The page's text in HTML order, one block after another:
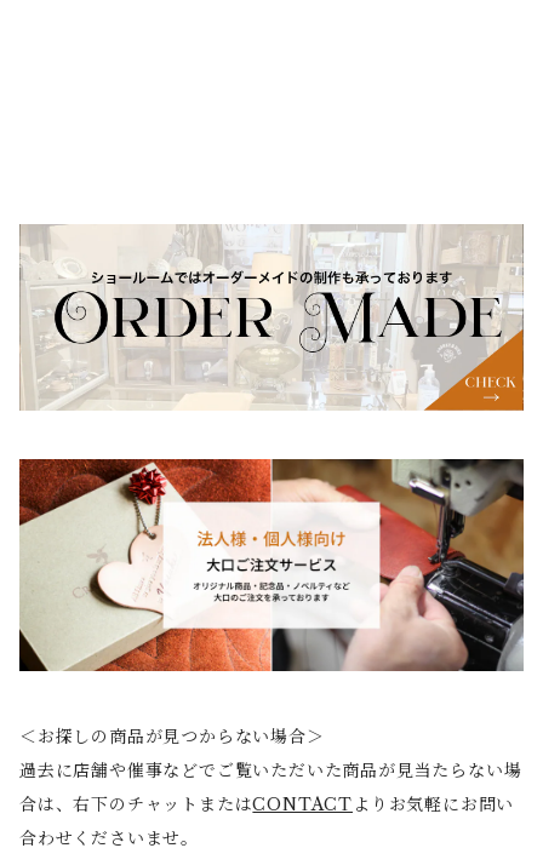
＜お探しの商品が見つからない場合＞
過去に店舗や催事などでご覧いただいた商品が見当たらない場
合は、右下のチャットまたはCONTACT よりお気軽にお問い
合わせくださいませ。